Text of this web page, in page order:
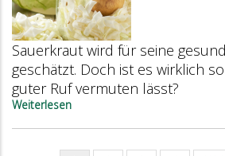
Sauerkraut wird für seine
geschätzt. Doch ist es wirklich
guter Ruf vermuten lässt?
Weiterlesen
über
Weisskohl